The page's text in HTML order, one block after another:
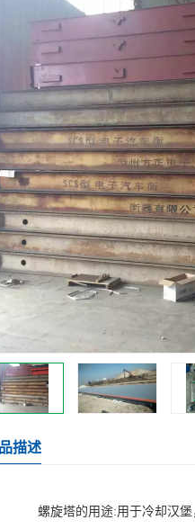
描述
螺旋塔的用途:用于冷却汉